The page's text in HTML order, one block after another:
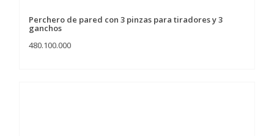
Perchero de pared con 3 pinzas para tiradores y 3
ganchos
480.100.000